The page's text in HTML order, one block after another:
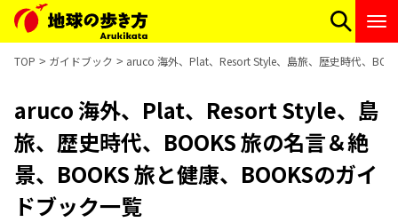
TOP ガイドブック aruco 海外、Plat、Resort Style、島旅、歴史時代、
aruco 海外、Plat、Resort Style、島
旅、歴史時代、BOOKS 旅の名言＆絶
景、BOOKS 旅と健康、BOOKSのガイ
ドブック一覧